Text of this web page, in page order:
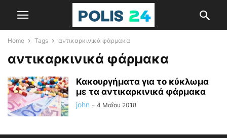
Home Tags αντικαρκινικά φάρμακα
αντικαρκινικά φάρμακα
Κακουργήματα για το κύκλωμα
με τα αντικαρκινικά φάρμακα
john - 4 Μαΐου 2018